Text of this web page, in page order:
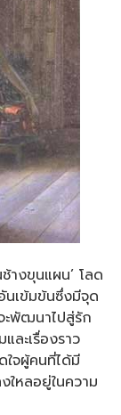
างขุนแผน’ โลด
เข้มข้นซึ่งมีจุด
ะพัฒนาไปสู่รัก
ละเรื่องราว
ใจผู้คนที่ได้มี
ใหลอยู่ในความ